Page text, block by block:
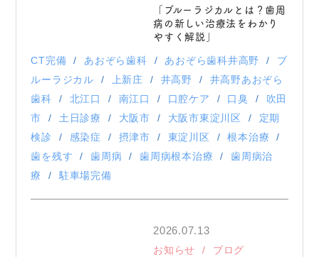
「ブルーラジカルとは？歯周
病の新しい治療法をわかり
やすく解説」
CT完備 あおぞら歯科 あおぞら歯科井高野
ブ
ルーラジカル
上新庄 井高野
井高野あおぞら
歯科
北江口 南江口 口腔ケア 口臭
吹田
市
土日診療 大阪市 大阪市東淀川区
定期
検診
感染症 摂津市 東淀川区
根本治療
歯を残す
歯周病 歯周病根本治療
歯周病治
療
駐車場完備
2026.07.13
お知らせ ブログ